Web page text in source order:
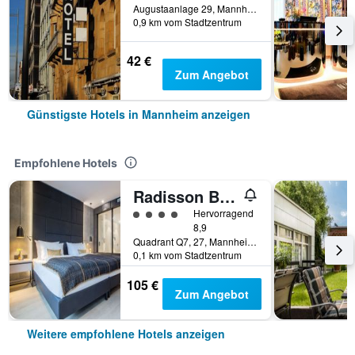
Augustaanlage 29, Mannheim, Baden-Württemberg, Deutschland
0,9 km vom Stadtzentrum
42 €
Zum Angebot
Günstigste Hotels in Mannheim anzeigen
Empfohlene Hotels
Radisson Blu Hotel, Mannheim
Bewertungskategorie 4
Hervorragend
8,9
Quadrant Q7, 27, Mannheim, Baden-Württemberg, Deutschland
0,1 km vom Stadtzentrum
105 € Zum Angebot
Weitere empfohlene Hotels anzeigen